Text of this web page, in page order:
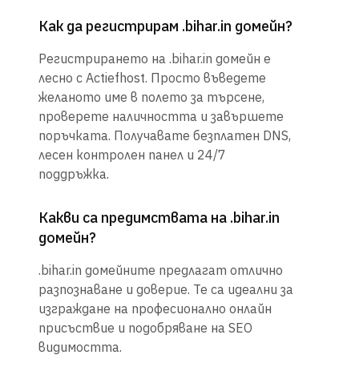
Как да регистрирам .bihar.in домейн?
Регистрирането на .bihar.in домейн е
лесно с Actiefhost. Просто въведете
желаното име в полето за търсене,
проверете наличността и завършете
поръчката. Получавате безплатен DNS,
лесен контролен панел и 24/7
поддръжка.
Какви са предимствата на .bihar.in
домейн?
.bihar.in домейните предлагат отлично
разпознаване и доверие. Те са идеални за
изграждане на професионално онлайн
присъствие и подобряване на SEO
видимостта.